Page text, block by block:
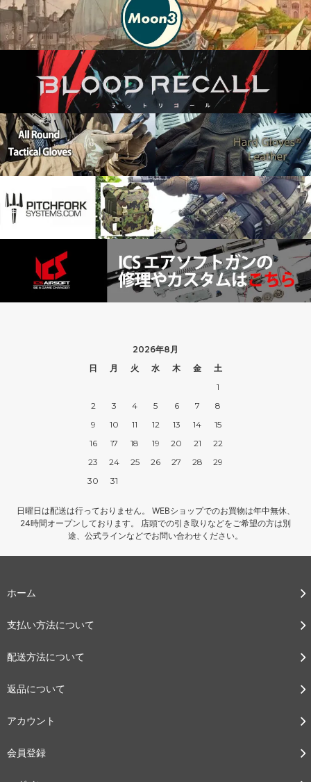
2026年8月
日
月 火 水 木 金
土
1
2
3 4 5 6 7
8
9
10 11 12 13 14
15
16
17 18 19 20 21
22
23
24 25 26 27 28
29
30
31
日曜日は配送は行っておりません。 WEBショップでのお買物は年中無休、
24時間オープンしております。 店頭での引き取りなどをご希望の方は別
途、公式ラインなどでお問い合わせください。
ホーム
支払い方法について
配送方法について
返品について
アカウント
会員登録